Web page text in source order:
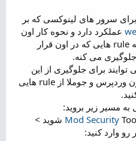
سرور های لینوکسی که بر
عملکرد دارد و نحوه کار اون
به این صورت است که با توجه به rule هایی که در اون قرار
توایند برای جلوگیری از این
حملات بر روی سیستم هایی چون وردپرس و جوملا از rule هایی
مسیر زیر بروید:
Mod Security Tools شوید >